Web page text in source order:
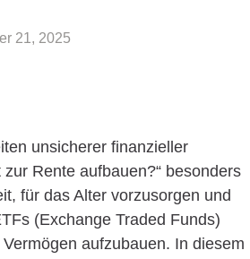
21, 2025
unsicherer finanzieller
Rente aufbauen?“ besonders
für das Alter vorzusorgen und
(Exchange Traded Funds)
aufzubauen. In diesem